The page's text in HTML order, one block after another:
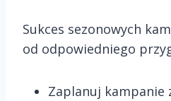
Sukces sezonowych
od odpowiedniego
Zaplanuj kampanie